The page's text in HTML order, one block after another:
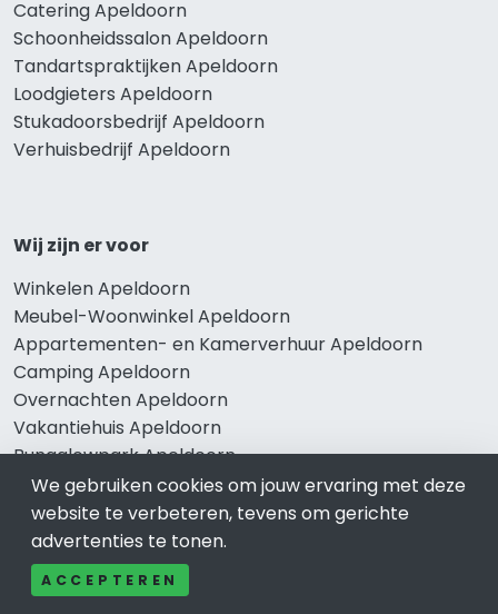
Catering Apeldoorn
Schoonheidssalon Apeldoorn
Tandartspraktijken Apeldoorn
Loodgieters Apeldoorn
Stukadoorsbedrijf Apeldoorn
Verhuisbedrijf Apeldoorn
Wij zijn er voor
Winkelen Apeldoorn
Meubel-Woonwinkel Apeldoorn
Appartementen- en Kamerverhuur Apeldoorn
Camping Apeldoorn
Overnachten Apeldoorn
Vakantiehuis Apeldoorn
Bungalowpark Apeldoorn
Thema’s
Klussenbedrijf Apeldoorn
We gebruiken cookies om jouw ervaring met deze
website te verbeteren, tevens om gerichte
advertenties te tonen.
ACCEPTEREN